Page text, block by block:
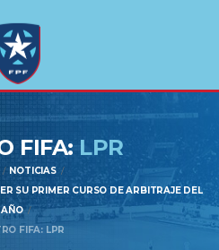
FIFA: LPR
NOTICIAS
SU PRIMER CURSO DE ARBITRAJE DEL
AÑO
FIFA: LPR